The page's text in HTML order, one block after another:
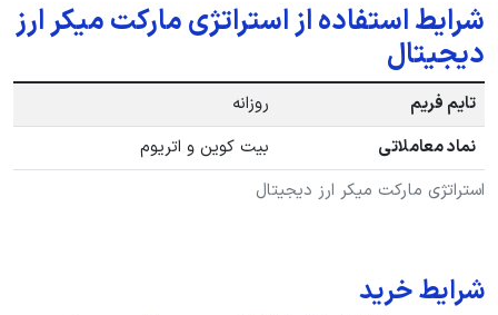
شرایط استفاده از استراتژی مارکت میکر ارز
دیجیتال
استراتژی مارکت میکر ارز دیجیتال
تایم فریم
روزانه
نماد معاملاتی
بیت کوین و اتریوم
شرایط خرید